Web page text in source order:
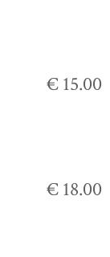
€ 15.00
€ 18.00